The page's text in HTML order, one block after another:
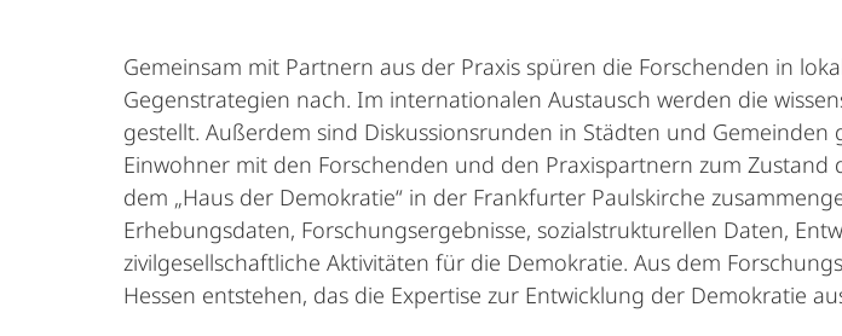
Gemeinsam mit Partnern aus der Praxis spüren die Forschenden in
Gegenstrategien nach. Im internationalen Austausch werden die
gestellt. Außerdem sind Diskussionsrunden in Städten und
Einwohner mit den Forschenden und den Praxispartnern zum
dem „Haus der Demokratie“ in der Frankfurter Paulskirche
Erhebungsdaten, Forschungsergebnisse, sozialstrukturellen Daten,
zivilgesellschaftliche Aktivitäten für die Demokratie. Aus dem
Hessen entstehen, das die Expertise zur Entwicklung der Demokratie